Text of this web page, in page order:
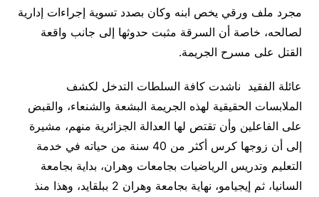
مجرد ملف ورقي يخص ابنه وكان بصدد تسوية إجراءات إدارية
لصالحه، خاصة أن السرقة مثبت حدوثها إلى جانب واقعة
القتل على مسرح الجريمة.
عائلة الفقيد ناشدت كافة السلطات التدخل لكشف
الملابسات الحقيقية لهذه الجريمة البشعة والشنعاء، والقبض
على الفاعلين وأن تقتص لها العدالة الجزائرية منهم، مشيرة
إلى أن زوجها كرس أكثر من 40 سنة من حياته في خدمة
التعليم وتدريس الرياضيات بجامعات وهران، بداية بجامعة
السانيا، ثم إيجيامو، نهاية بجامعة وهران 2 ببلقايد، وهذا منذ